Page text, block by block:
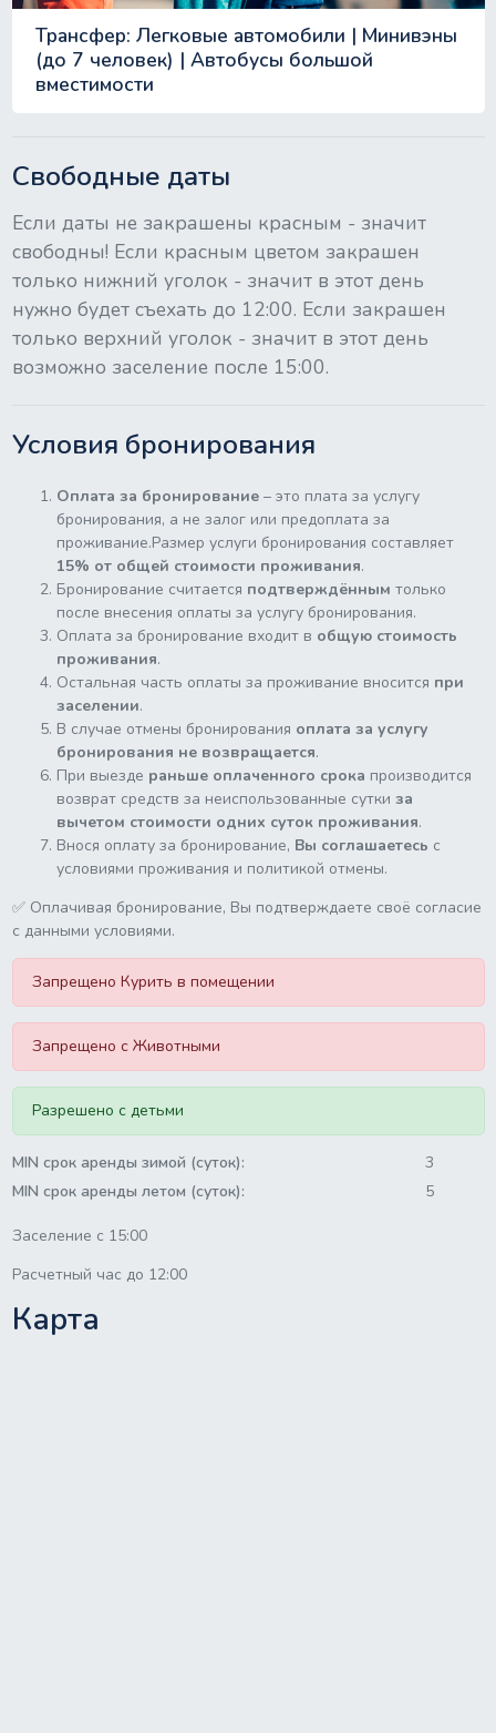
Трансфер: Легковые автомобили | Минивэны
(до 7 человек) | Автобусы большой
вместимости
Свободные даты
Если даты не закрашены красным - значит
свободны! Если красным цветом закрашен
только нижний уголок - значит в этот день
нужно будет съехать до 12:00. Если закрашен
только верхний уголок - значит в этот день
возможно заселение после 15:00.
Условия бронирования
Оплата за бронирование– это плата за услугу
бронирования, а не залог или предоплата за
проживание.Размер услуги бронирования составляет
15% от общей стоимости проживания.
Бронирование считается подтверждённым только
после внесения оплаты за услугу бронирования.
Оплата за бронирование входит в общую стоимость
проживания.
Остальная часть оплаты за проживание вносится при
заселении.
В случае отмены бронирования оплата за услугу
бронирования не возвращается.
При выезде раньше оплаченного срока производится
возврат средств за неиспользованные сутки за
вычетом стоимости одних суток проживания.
Внося оплату за бронирование, Вы соглашаетесь с
условиями проживания и политикой отмены.
✅ Оплачивая бронирование, Вы подтверждаете своё согласие
с данными условиями.
Запрещено Курить в помещении
Запрещено с Животными
Разрешено с детьми
MIN срок аренды зимой (суток):
3
MIN срок аренды летом (суток):
5
Заселение с 15:00
Расчетный час до 12:00
Карта